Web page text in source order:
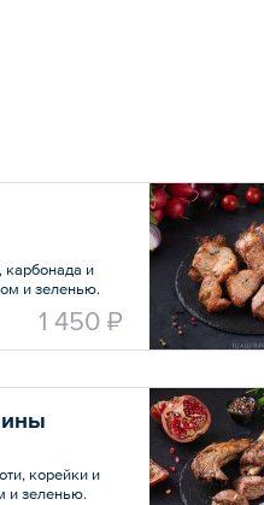
и
и зеленью.
1 450 ₽
корейки и
и зеленью.